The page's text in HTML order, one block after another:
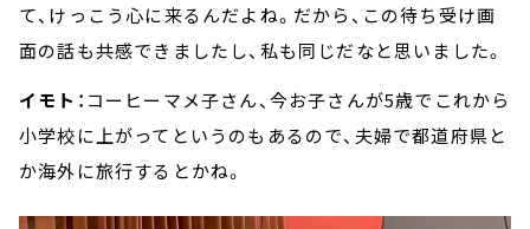
て、けっこう心に来るんだよね。だから、この待ち受け画
面の話も共感できましたし、私も同じだなと思いました。
イモト： コーヒーマメ子さん、今お子さんが5歳でこれから
小学校に上がってというのもあるので、夫婦で都道府県と
か海外に旅行するとかね。